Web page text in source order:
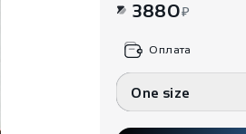
3880₽
Оплата
One size